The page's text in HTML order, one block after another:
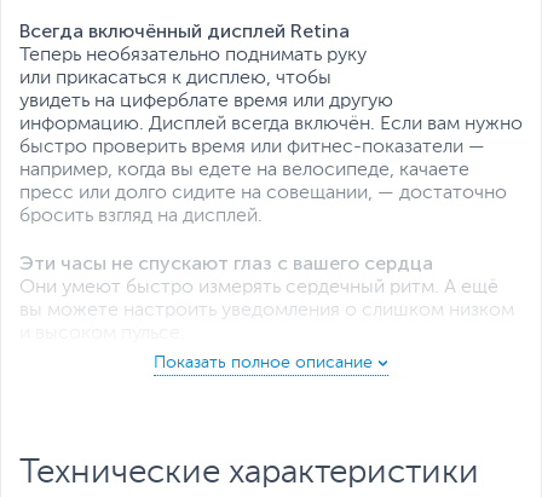
Всегда включённый дисплей Retina
Теперь необязательно поднимать руку
или прикасаться к дисплею, чтобы
увидеть на циферблате время или другую
информацию. Дисплей всегда включён. Если вам нужно
быстро проверить время или фитнес‑показатели —
например, когда вы едете на велосипеде, качаете
пресс или долго сидите на совещании, — достаточно
бросить взгляд на дисплей.
Эти часы не спускают глаз с вашего сердца
Они умеют быстро измерять сердечный ритм. А ещё
вы можете настроить уведомления о слишком низком
И предупреждают, если уровень шума зашкаливает
Технические характеристики